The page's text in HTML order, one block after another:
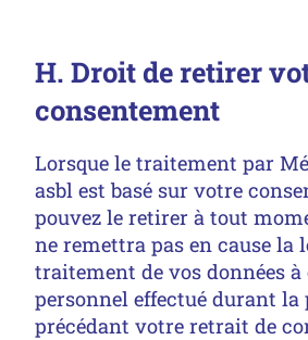
H. Droit de retirer
consentement
Lorsque le traitement par
asbl est basé sur votre
pouvez le retirer à tout
ne remettra pas en cause la
traitement de vos données à
personnel effectué durant la
précédant votre retrait de